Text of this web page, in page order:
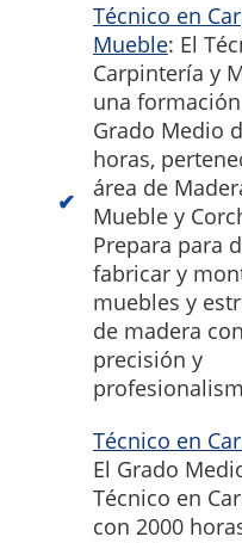
Técnico en
Mueble: El
Carpintería y
una
Grado Medio
horas,
área de
Mueble y
Prepara para
fabricar y
muebles y
de madera con
precisión y
Técnico en
El Grado
Técnico en
con 2000